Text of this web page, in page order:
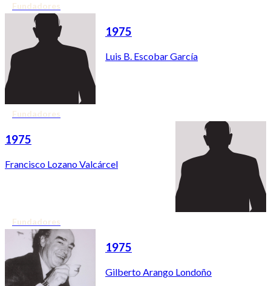
Fundadores
1975
Luis B. Escobar García
Fundadores
1975
Francisco Lozano Valcárcel
Fundadores
1975
Gilberto Arango Londoño